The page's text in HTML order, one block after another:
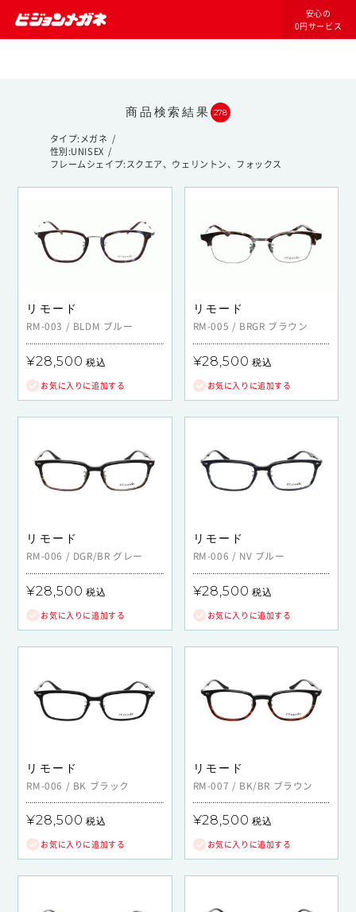
安心の
0円サービス
商品検索結果 278
タイプ メガネ
性別
UNISEX
フレームシェイプ スクエア、ウェリントン、フォックス
リモード
RM-003 / BLDM ブルー
¥28,500 税込
お気に入りに追加する
リモード
RM-005 / BRGR ブラウン
¥28,500 税込
お気に入りに追加する
リモード
RM-006 / DGR/BR グレー
¥28,500 税込
お気に入りに追加する
リモード
RM-006 / NV ブルー
¥28,500 税込
お気に入りに追加する
リモード
RM-006 / BK ブラック
¥28,500 税込
お気に入りに追加する
リモード
RM-007 / BK/BR ブラウン
¥28,500 税込
お気に入りに追加する